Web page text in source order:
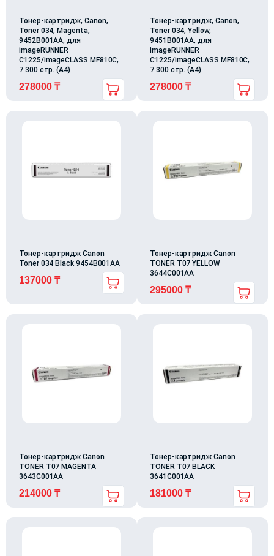
Тонер-картридж, Canon,
Toner 034, Magenta,
9452B001AA, для
imageRUNNER
C1225/imageCLASS MF810C,
7 300 стр. (А4)
278000 ₸
Тонер-картридж, Canon,
Toner 034, Yellow,
9451B001AA, для
imageRUNNER
C1225/imageCLASS MF810C,
7 300 стр. (А4)
278000 ₸
Тонер-картридж Canon
Toner 034 Black 9454B001AA
137000 ₸
Тонер-картридж Canon
TONER T07 YELLOW
3644C001AA
295000 ₸
Тонер-картридж Canon
TONER T07 MAGENTA
3643C001AA
214000 ₸
Тонер-картридж Canon
TONER T07 BLACK
3641C001AA
181000 ₸